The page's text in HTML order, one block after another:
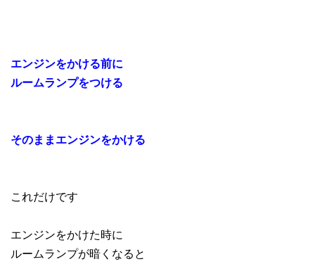
エンジンをかける前に
ルームランプをつける
そのままエンジンをかける
これだけです
エンジンをかけた時に
ルームランプが暗くなると